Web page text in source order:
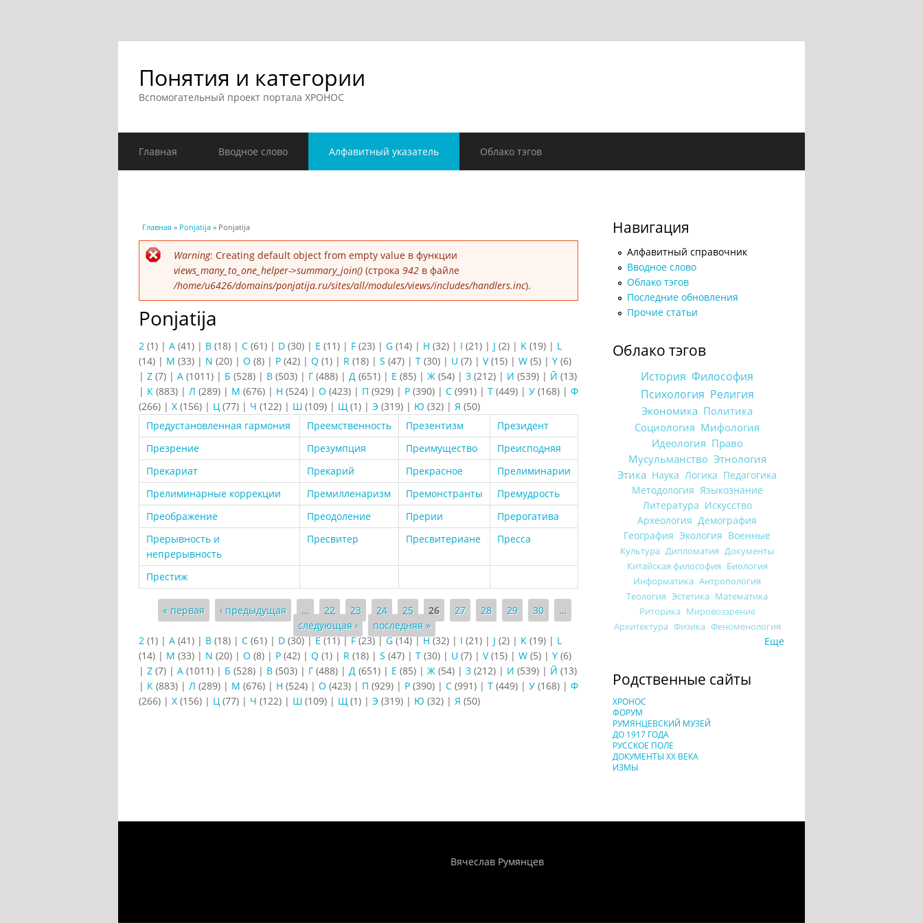
Понятия и категории
Вспомогательный проект портала ХРОНОС
Главная Вводное слово Алфавитный указатель Облако тэгов
Вы здесь
Главная » Ponjatija » Ponjatija
Сообщение об ошибке
Warning: Creating default object from empty value в функции
views_many_to_one_helper->summary_join() (строка 942 в файле
/home/u6426/domains/ponjatija.ru/sites/all/modules/views/includes/handlers.inc).
Ponjatija
2 (1) | A (41) | B (18) | C (61) | D (30) | E (11) | F (23) | G (14) | H (32) | I (21) | J (2) | K (19) | L
(14) | M (33) | N (20) | O (8) | P (42) | Q (1) | R (18) | S (47) | T (30) | U (7) | V(15) | W (5) | Y (6)
| Z (7) | А (1011) | Б (528) | В (503) | Г (488) | Д (651) | Е (85) | Ж (54) | З (212) | И (539) | Й (13)
| К (883) | Л (289) | М (676) | Н (524) | О (423) | П (929) | Р (390) | С (991) | Т (449) | У (168) | Ф
(266) | Х (156) | Ц (77) | Ч (122) | Ш (109) | Щ (1) | Э (319) | Ю (32) | Я (50)
Предустановленная гармония
Преемственность Презентизм
Президент
Презрение
Презумпция Преимущество
Преисподняя
Прекариат
Прекарий Прекрасное
Прелиминарии
Прелиминарные коррекции
Премилленаризм Премонстранты
Премудрость
Преображение
Преодоление Прерии
Прерогатива
Прерывность и
непрерывность
Пресвитер Пресвитериане Пресса
Престиж
Страницы
« первая ‹ предыдущая … 22 23 24 25 26 27 28 29 30
…
следующая ›
последняя »
2 (1) | A (41) | B (18) | C (61) | D (30)|E(11)|F(23)|G(14)|H(32) | I (21) | J (2) | K (19) | L
(14) | M (33) | N (20) | O (8) | P (42) | Q (1) | R (18) | S (47) | T (30) | U (7) | V(15) | W (5) | Y (6)
| Z (7) | А (1011) | Б (528) | В (503) | Г (488) | Д (651) | Е (85) | Ж (54) | З (212) | И (539) | Й (13)
| К (883) | Л (289) | М (676) | Н (524) | О (423) | П (929) | Р (390) | С (991) | Т (449) | У (168) | Ф
(266) | Х (156) | Ц (77) | Ч (122) | Ш (109) | Щ (1) | Э (319) | Ю (32) | Я (50)
Навигация
Алфавитный справочник
Вводное слово
Облако тэгов
Последние обновления
Прочие статьи
Облако тэгов
История Философия
Психология Религия
Экономика Политика
Социология Мифология
Идеология Право
Мусульманство Этнология
Этика Наука Логика Педагогика
Методология Языкознание
Литература Искусство
Археология Демография
География Экология Военные
Культура Дипломатия Документы
Китайская философия Биология
Информатика Антропология
Теология Эстетика Математика
Риторика Мировоззрение
Архитектура Физика Феноменология
Еще
Родственные сайты
ХРОНОС
ФОРУМ
РУМЯНЦЕВСКИЙ МУЗЕЙ
ДО 1917 ГОДА
РУССКОЕ ПОЛЕ
ДОКУМЕНТЫ XX ВЕКА
ИЗМЫ
Вячеслав Румянцев